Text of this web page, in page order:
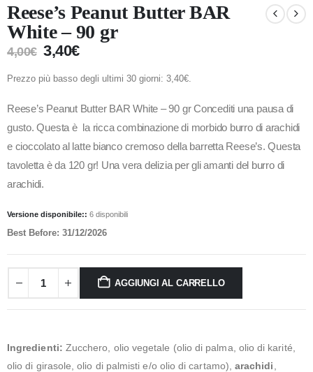
Reese’s Peanut Butter BAR
White – 90 gr
4,00€ 3,40€
Prezzo più basso degli ultimi 30 giorni: 3,40€.
Reese’s Peanut Butter BAR White – 90 gr Concediti una pausa di
gusto. Questa è la ricca combinazione di morbido burro di arachidi
e cioccolato al latte bianco cremoso della barretta Reese’s. Questa
tavoletta è da 120 gr! Una vera delizia per gli amanti del burro di
arachidi.
Versione disponibile:: 6 disponibili
Best Before: 31/12/2026
AGGIUNGI AL CARRELLO
Ingredienti: Zucchero, olio vegetale (olio di palma, olio di karité,
olio di girasole, olio di palmisti e/o olio di cartamo), arachidi